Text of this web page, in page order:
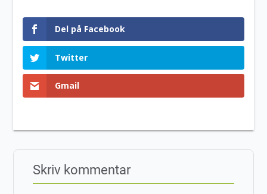
Del på Facebook
Twitter
Gmail
Skriv kommentar